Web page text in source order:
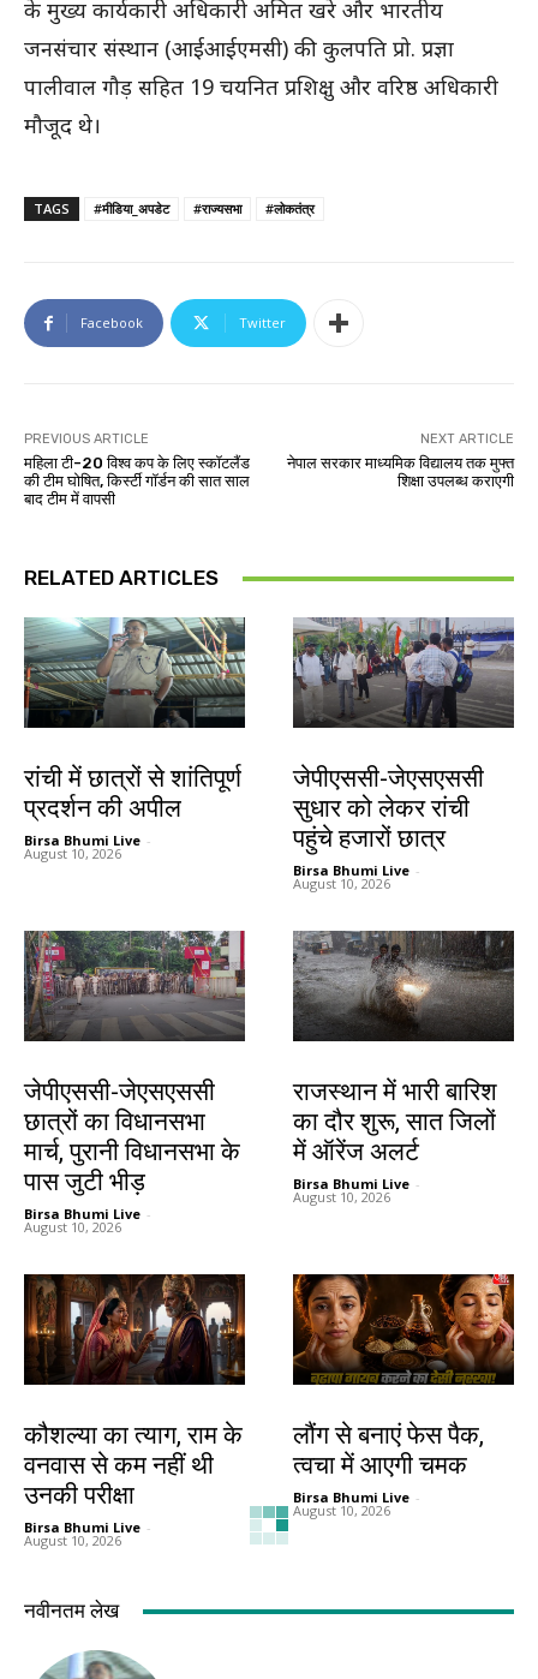
के मुख्य कार्यकारी अधिकारी अमित खरे और भारतीय
जनसंचार संस्थान (आईआईएमसी) की कुलपति प्रो. प्रज्ञा
पालीवाल गौड़ सहित 19 चयनित प्रशिक्षु और वरिष्ठ अधिकारी
मौजूद थे।
TAGS #मीडिया_अपडेट #राज्यसभा #लोकतंत्र
Facebook Twitter
PREVIOUS ARTICLE
महिला टी-20 विश्व कप के लिए स्कॉटलैंड
की टीम घोषित, किर्स्टी गॉर्डन की सात साल
बाद टीम में वापसी
NEXT ARTICLE
नेपाल सरकार माध्यमिक विद्यालय तक मुफ्त
शिक्षा उपलब्ध कराएगी
RELATED ARTICLES
रांची में छात्रों से शांतिपूर्ण
प्रदर्शन की अपील
Birsa Bhumi Live -
August 10, 2026
जेपीएससी-जेएसएससी
सुधार को लेकर रांची
पहुंचे हजारों छात्र
Birsa Bhumi Live -
August 10, 2026
जेपीएससी-जेएसएससी
छात्रों का विधानसभा
मार्च, पुरानी विधानसभा के
पास जुटी भीड़
Birsa Bhumi Live -
August 10, 2026
राजस्थान में भारी बारिश
का दौर शुरू, सात जिलों
में ऑरेंज अलर्ट
Birsa Bhumi Live -
August 10, 2026
कौशल्या का त्याग, राम के
वनवास से कम नहीं थी
उनकी परीक्षा
Birsa Bhumi Live -
August 10, 2026
लौंग से बनाएं फेस पैक,
त्वचा में आएगी चमक
Birsa Bhumi Live -
August 10, 2026